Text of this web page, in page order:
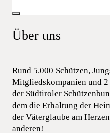
Über uns
Rund 5.000 Schützen,
Mitgliedskompanien und
der Südtiroler
dem die Erhaltung der
der Väterglaube am
anderen!